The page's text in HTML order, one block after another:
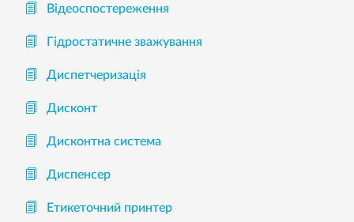
Відеоспостереження
Гідростатичне зважування
Диспетчеризація
Дисконт
Дисконтна система
Диспенсер
Етикеточний принтер